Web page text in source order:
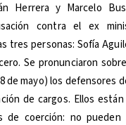
Herrera y Marcelo
contra el ex
tres personas: Sofía
Se pronunciaron
de mayo) los defensores
de cargos. Ellos
de coerción: no